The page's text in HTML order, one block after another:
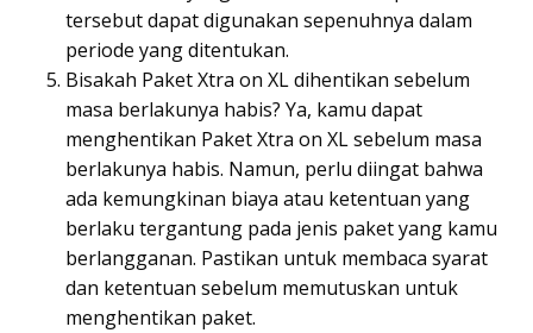
tersebut dapat digunakan sepenuhnya dalam
periode yang ditentukan.
Bisakah Paket Xtra on XL dihentikan sebelum
masa berlakunya habis? Ya, kamu dapat
menghentikan Paket Xtra on XL sebelum masa
berlakunya habis. Namun, perlu diingat bahwa
ada kemungkinan biaya atau ketentuan yang
berlaku tergantung pada jenis paket yang kamu
berlangganan. Pastikan untuk membaca syarat
dan ketentuan sebelum memutuskan untuk
menghentikan paket.